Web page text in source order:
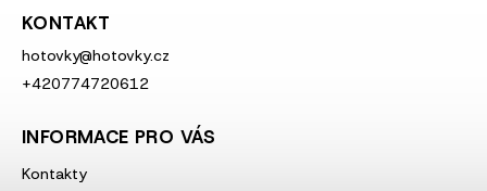
KONTAKT
hotovky@hotovky.cz
+420774720612
INFORMACE PRO VÁS
Kontakty